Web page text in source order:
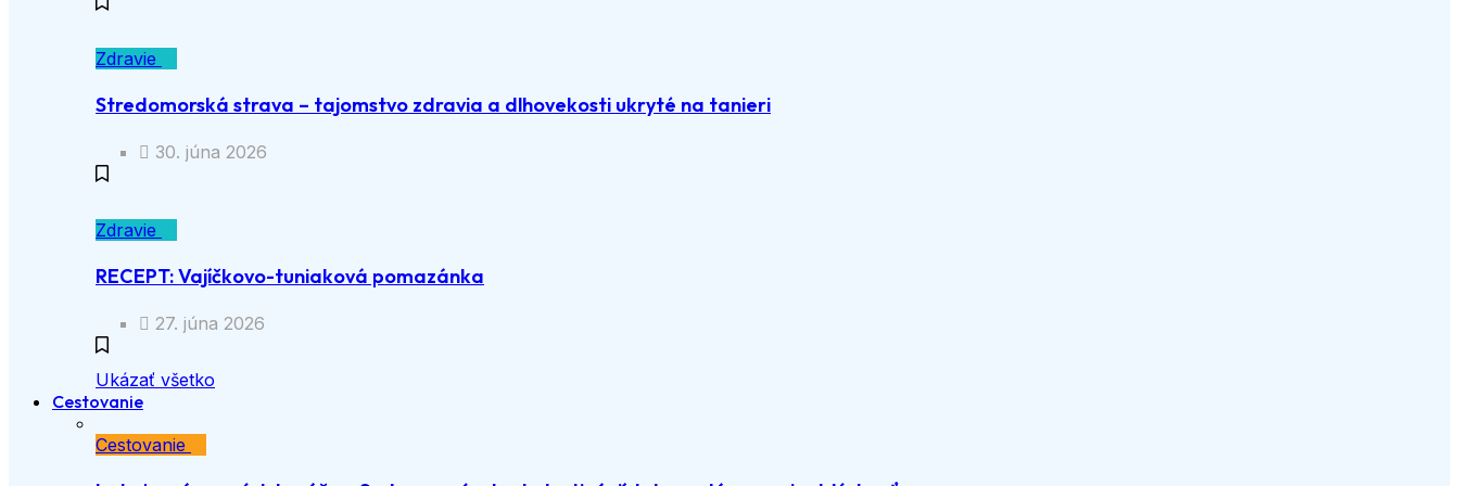
Zdravie
Stredomorská strava – tajomstvo zdravia a dlhovekosti ukryté na tanieri
30. júna 2026
Zdravie
RECEPT: Vajíčkovo-tuniaková pomazánka
27. júna 2026
Ukázať všetko
Cestovanie
Cestovanie